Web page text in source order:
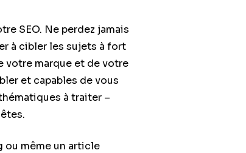
SEO. Ne perdez jamais
à cibler les sujets à fort
votre marque et de votre
et capables de vous
à traiter –
ou même un article